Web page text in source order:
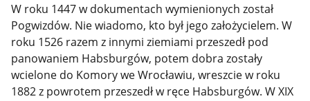
W roku 1447 w dokumentach wymienionych został
Pogwizdów. Nie wiadomo, kto był jego założycielem. W
roku 1526 razem z innymi ziemiami przeszedł pod
panowaniem Habsburgów, potem dobra zostały
wcielone do Komory we Wrocławiu, wreszcie w roku
1882 z powrotem przeszedł w ręce Habsburgów. W XIX